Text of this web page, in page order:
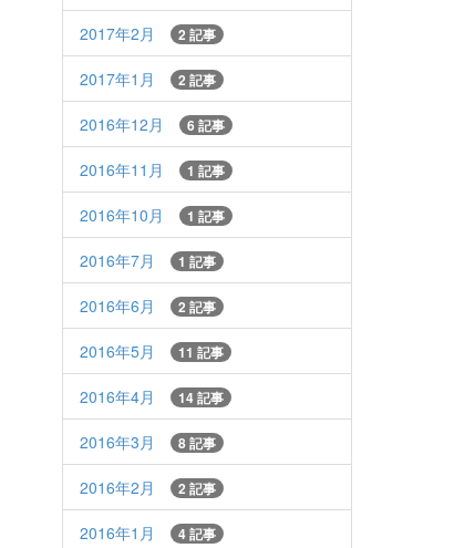
2017年2月 2 記事
2017年1月 2 記事
2016年12月 6 記事
2016年11月 1 記事
2016年10月 1 記事
2016年7月 1 記事
2016年6月 2 記事
2016年5月 11 記事
2016年4月 14 記事
2016年3月 8 記事
2016年2月 2 記事
2016年1月 4 記事